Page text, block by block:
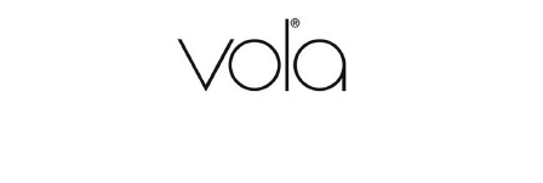
Inbouw
15 W